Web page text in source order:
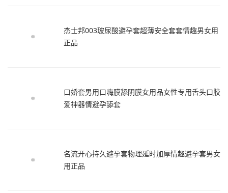
杰士邦003玻尿酸避孕套超薄安全套套情趣男女用
正品
口娇套男用口嗨膜舔阴膜女用品女性专用舌头口胶
爱神器情避孕舔套
名流开心持久避孕套物理延时加厚情趣避孕套男女
用正品